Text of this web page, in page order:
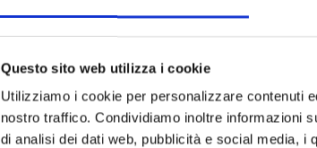
Questo sito web utilizza i cookie
Utilizziamo i cookie per personalizzare contenuti
nostro traffico. Condividiamo inoltre informazioni
di analisi dei dati web, pubblicità e social media, i